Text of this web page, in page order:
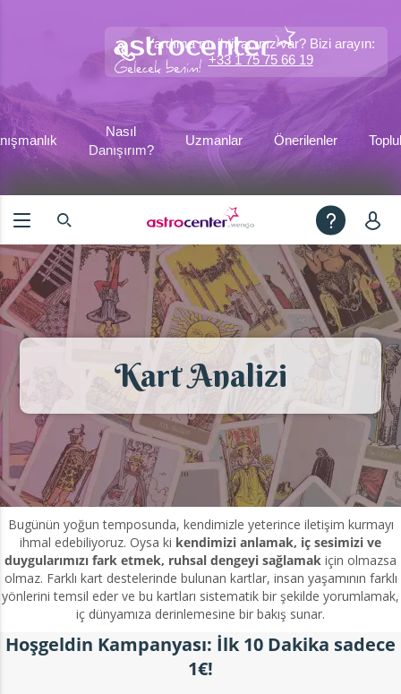
Yardıma mı ihtiyacınız var? Bizi arayın:
+33 1 75 75 66 19
Nasıl
Danışırım?
Uzmanlar Önerilenler
Kart Analizi
Bugünün yoğun temposunda, kendimizle yeterince iletişim kurmayı
ihmal edebiliyoruz. Oysa ki kendimizi anlamak, iç sesimizi ve
duygularımızı fark etmek, ruhsal dengeyi sağlamak için olmazsa
olmaz. Farklı kart destelerinde bulunan kartlar, insan yaşamının farklı
yönlerini temsil eder ve bu kartları sistematik bir şekilde yorumlamak,
iç dünyamıza derinlemesine bir bakış sunar.
Hoşgeldin Kampanyası: İlk 10 Dakika sadece
1€!